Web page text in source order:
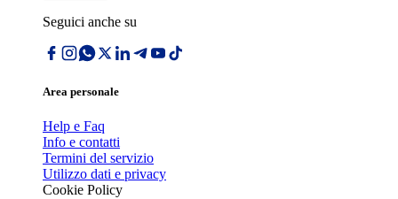
Seguici anche su
Area personale
Help e Faq
Info e contatti
Termini del servizio
Utilizzo dati e privacy
Cookie Policy